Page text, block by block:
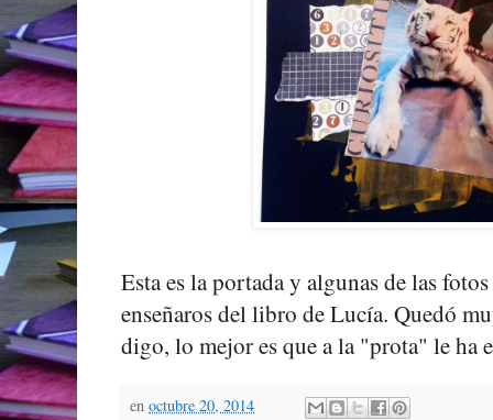
Esta es la portada y algunas de las
enseñaros del libro de Lucía. Quedó
digo, lo mejor es que a la "prota" le ha
en octubre 20, 2014